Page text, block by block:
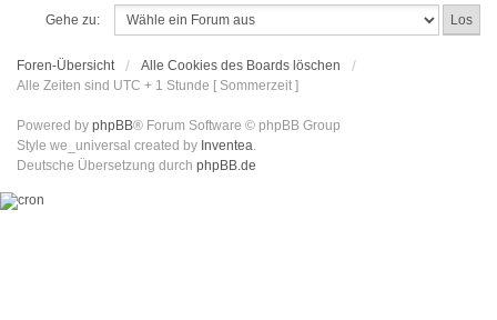
Gehe zu:
Foren-Übersicht
Alle Cookies des Boards löschen
Alle Zeiten sind UTC + 1 Stunde [ Sommerzeit ]
Powered by phpBB® Forum Software © phpBB Group
Style we_universal created by Inventea.
Deutsche Übersetzung durch phpBB.de